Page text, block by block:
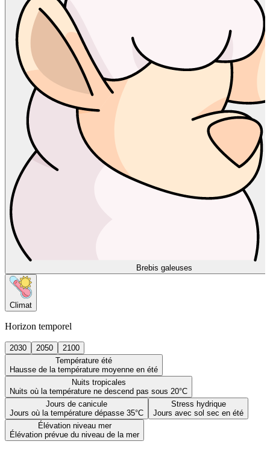
Brebis galeuses
Climat
Horizon temporel
2030 2050
2100
Température été
Hausse de la température moyenne en été
Nuits tropicales
Nuits où la température ne descend pas sous 20°C
Jours de canicule
Jours où la température dépasse 35°C
Stress hydrique
Jours avec sol sec en été
Élévation niveau mer
Élévation prévue du niveau de la mer